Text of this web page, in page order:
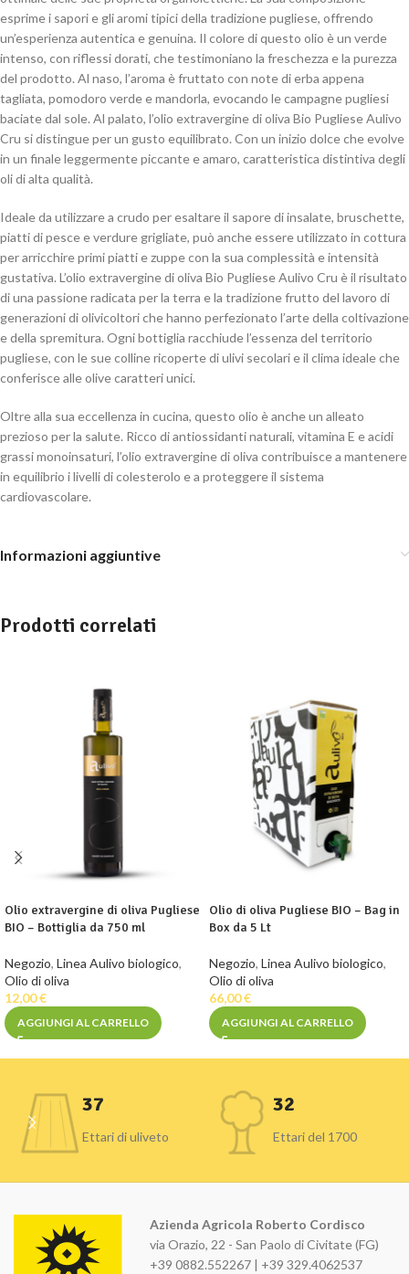
esprime i sapori e gli aromi tipici della tradizione pugliese, offrendo
un’esperienza autentica e genuina. Il colore di questo olio è un verde
intenso, con riflessi dorati, che testimoniano la freschezza e la purezza
del prodotto. Al naso, l’aroma è fruttato con note di erba appena
tagliata, pomodoro verde e mandorla, evocando le campagne pugliesi
baciate dal sole. Al palato, l’olio extravergine di oliva Bio Pugliese Aulivo
Cru si distingue per un gusto equilibrato. Con un inizio dolce che evolve
in un finale leggermente piccante e amaro, caratteristica distintiva degli
oli di alta qualità.
Ideale da utilizzare a crudo per esaltare il sapore di insalate, bruschette,
piatti di pesce e verdure grigliate, può anche essere utilizzato in cottura
per arricchire primi piatti e zuppe con la sua complessità e intensità
gustativa. L’olio extravergine di oliva Bio Pugliese Aulivo Cru è il risultato
di una passione radicata per la terra e la tradizione frutto del lavoro di
generazioni di olivicoltori che hanno perfezionato l’arte della coltivazione
e della spremitura. Ogni bottiglia racchiude l’essenza del territorio
pugliese, con le sue colline ricoperte di ulivi secolari e il clima ideale che
conferisce alle olive caratteri unici.
Oltre alla sua eccellenza in cucina, questo olio è anche un alleato
prezioso per la salute. Ricco di antiossidanti naturali, vitamina E e acidi
grassi monoinsaturi, l’olio extravergine di oliva contribuisce a mantenere
in equilibrio i livelli di colesterolo e a proteggere il sistema
cardiovascolare.
Informazioni aggiuntive
Prodotti correlati
Olio extravergine di oliva Pugliese
BIO – Bottiglia da 750 ml
Negozio, Linea Aulivo biologico,
Olio di oliva
12,00€
AGGIUNGI AL CARRELLO
Olio di oliva Pugliese BIO – Bag in
Box da 5 Lt
Negozio, Linea Aulivo biologico,
Olio di oliva
66,00€
AGGIUNGI AL CARRELLO
37
Ettari di uliveto
32
Ettari del 1700
Azienda Agricola Roberto Cordisco
via Orazio, 22 - San Paolo di Civitate (FG)
+39 0882.552267 | +39 329.4062537